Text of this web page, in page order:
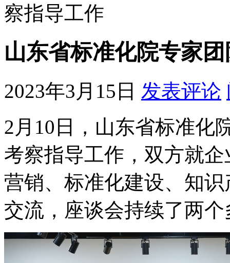
察指导工作
山东省标准化院专家
2023年3月15日 发表评论
2月10日，山东省标准化
考察指导工作，双方就
营销、标准化建设、知
交流，座谈会持续了两